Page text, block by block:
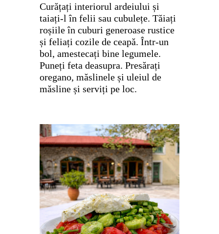
Curățați interiorul ardeiului și
taiați-l în felii sau cubulețe. Tăiați
roșiile în cuburi generoase rustice
și feliați cozile de ceapă. Într-un
bol, amestecați bine legumele.
Puneți feta deasupra. Presărați
oregano, măslinele și uleiul de
măsline și serviți pe loc.